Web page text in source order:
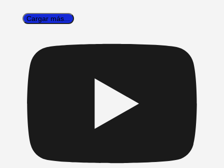
Cargar más...